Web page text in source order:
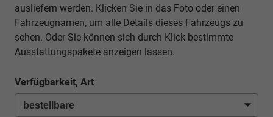
ausliefern werden. Klicken Sie in das Foto oder einen
Fahrzeugnamen, um alle Details dieses Fahrzeugs zu
sehen. Oder Sie können sich durch Klick bestimmte
Ausstattungspakete anzeigen lassen.
Verfügbarkeit, Art